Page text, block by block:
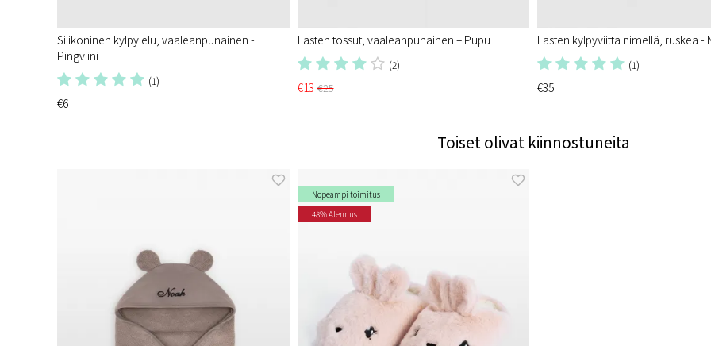
Silikoninen kylpylelu, vaaleanpunainen -
Pingviini
(1)
€6
Lasten tossut, vaaleanpunainen – Pupu
(2)
€13 €25
Lasten kylpyviitta nimellä, ruskea -
(1)
€35
Toiset olivat kiinnostuneita
Nopeampi toimitus
48% Alennus